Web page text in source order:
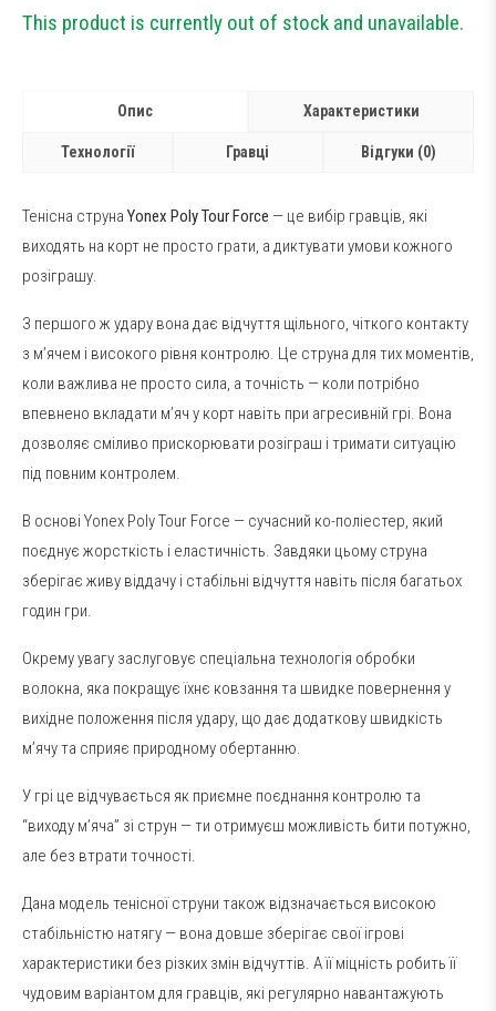
This product is currently out of stock and unavailable.
Опис Характеристики
Технології Гравці Відгуки (0)
Тенісна струна Yonex Poly Tour Force — це вибір гравців, які
виходять на корт не просто грати, а диктувати умови кожного
розіграшу.
З першого ж удару вона дає відчуття щільного, чіткого контакту
з м’ячем і високого рівня контролю. Це струна для тих моментів,
коли важлива не просто сила, а точність — коли потрібно
впевнено вкладати м’яч у корт навіть при агресивній грі. Вона
дозволяє сміливо прискорювати розіграш і тримати ситуацію
під повним контролем.
В основі Yonex Poly Tour Force — сучасний ко-поліестер, який
поєднує жорсткість і еластичність. Завдяки цьому струна
зберігає живу віддачу і стабільні відчуття навіть після багатьох
годин гри.
Окрему увагу заслуговує спеціальна технологія обробки
волокна, яка покращує їхнє ковзання та швидке повернення у
вихідне положення після удару, що дає додаткову швидкість
м’ячу та сприяє природному обертанню.
У грі це відчувається як приємне поєднання контролю та
“виходу м’яча” зі струн — ти отримуєш можливість бити потужно,
але без втрати точності.
Дана модель тенісної струни також відзначається високою
стабільністю натягу — вона довше зберігає свої ігрові
характеристики без різких змін відчуттів. А її міцність робить її
чудовим варіантом для гравців, які регулярно навантажують